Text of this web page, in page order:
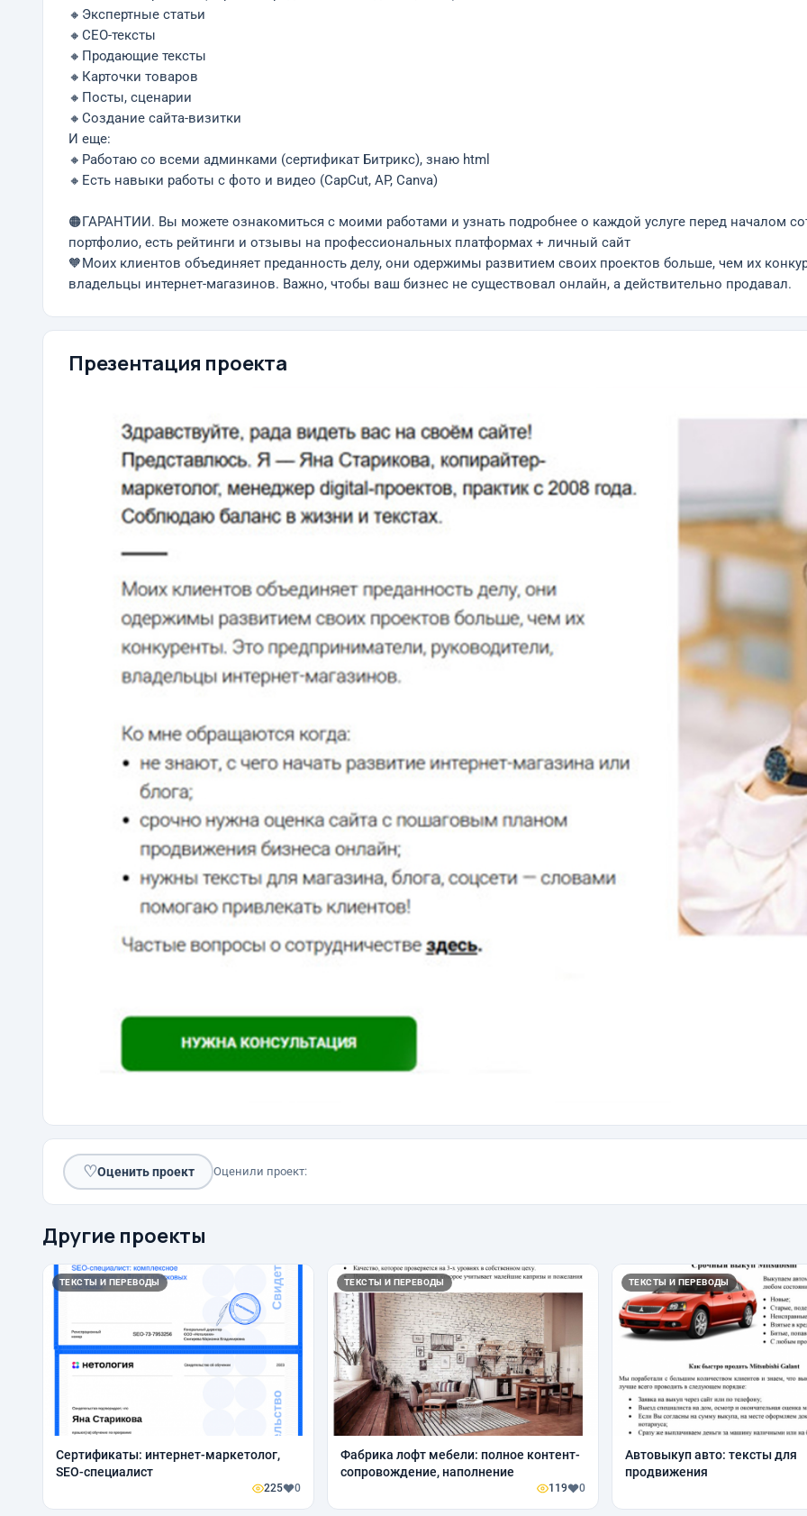
🔸Экспертные статьи
🔸СЕО-тексты
🔸Продающие тексты
🔸Карточки товаров
🔸Посты, сценарии
🔸Создание сайта-визитки
И еще:
🔸Работаю со всеми админками (сертификат Битрикс), знаю html
🔸Есть навыки работы с фото и видео (CapCut, AP, Canva)
🟠ГАРАНТИИ. Вы можете ознакомиться с моими работами и узнать подробнее о каждой услуге перед началом
портфолио, есть рейтинги и отзывы на профессиональных платформах + личный сайт
🧡Моих клиентов объединяет преданность делу, они одержимы развитием своих проектов больше, чем их
владельцы интернет-магазинов. Важно, чтoбы вaш бизнес не существовaл онлайн, а дейcтвитeльно пpoдавaл.
Презентация проекта
♡Оценить проект Оценили проект:
Другие проекты
ТЕКСТЫ И ПЕРЕВОДЫ
Сертификаты: интернет-маркетолог,
SEO-специалист
225 0
ТЕКСТЫ И ПЕРЕВОДЫ
Фабрика лофт мебели: полное контент-
сопровождение, наполнение
119 0
ТЕКСТЫ И ПЕРЕВОДЫ
Автовыкуп авто: тексты для
продвижения